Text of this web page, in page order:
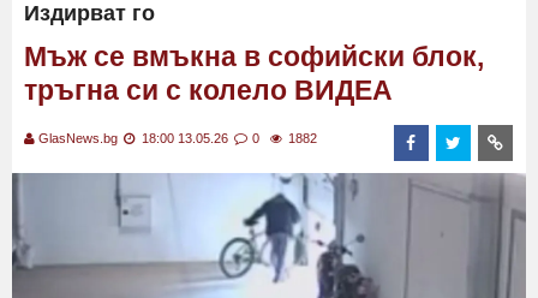
Издирват го
Мъж се вмъкна в софийски блок,
тръгна си с колело ВИДЕА
GlasNews.bg 18:00 13.05.26 0 1882